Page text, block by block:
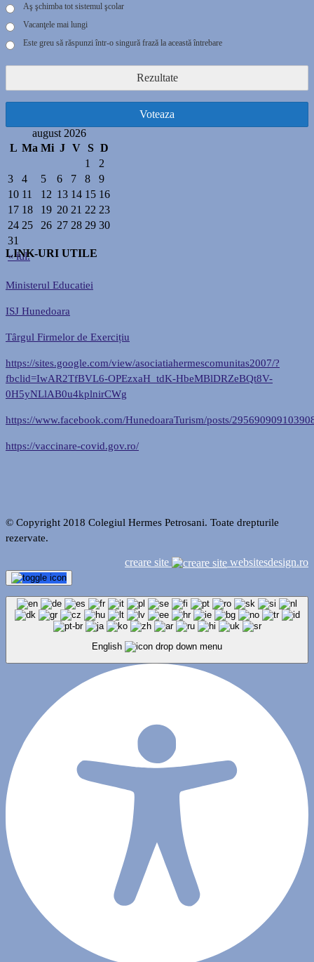
Aş şchimba tot sistemul şcolar
Vacanţele mai lungi
Este greu să răspunzi într-o singură frază la această întrebare
Rezultate
Voteaza
august 2026
L Ma Mi J V S D
« iul.
1
2
3
4 5 6 7 8
9
10 11 12 13 14 15 16
17 18 19 20 21 22 23
24 25 26 27 28 29 30
31
LINK-URI UTILE
Ministerul Educatiei
ISJ Hunedoara
Tȃrgul Firmelor de Exercițiu
https://sites.google.com/view/asociatiahermescomunitas2007/?
fbclid=IwAR2TfBVL6-OPEzxaH_tdK-HbeMBlDRZeBQt8V-
0H5yNLlAB0u4kplnirCWg
https://www.facebook.com/HunedoaraTurism/posts/
https://vaccinare-covid.gov.ro/
© Copyright 2018 Colegiul Hermes Petrosani. Toate drepturile
rezervate.
creare site websitesdesign.ro
English